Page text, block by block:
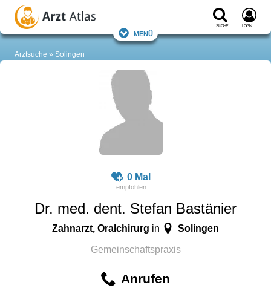
Suche Login
Menü
Arztsuche Solingen
0 Mal
Dr. med. dent. Stefan Bastänier
Zahnarzt, Oralchirurg in Solingen
Gemeinschaftspraxis
Anrufen